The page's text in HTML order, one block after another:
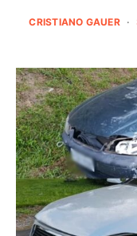
CRISTIANO GAUER